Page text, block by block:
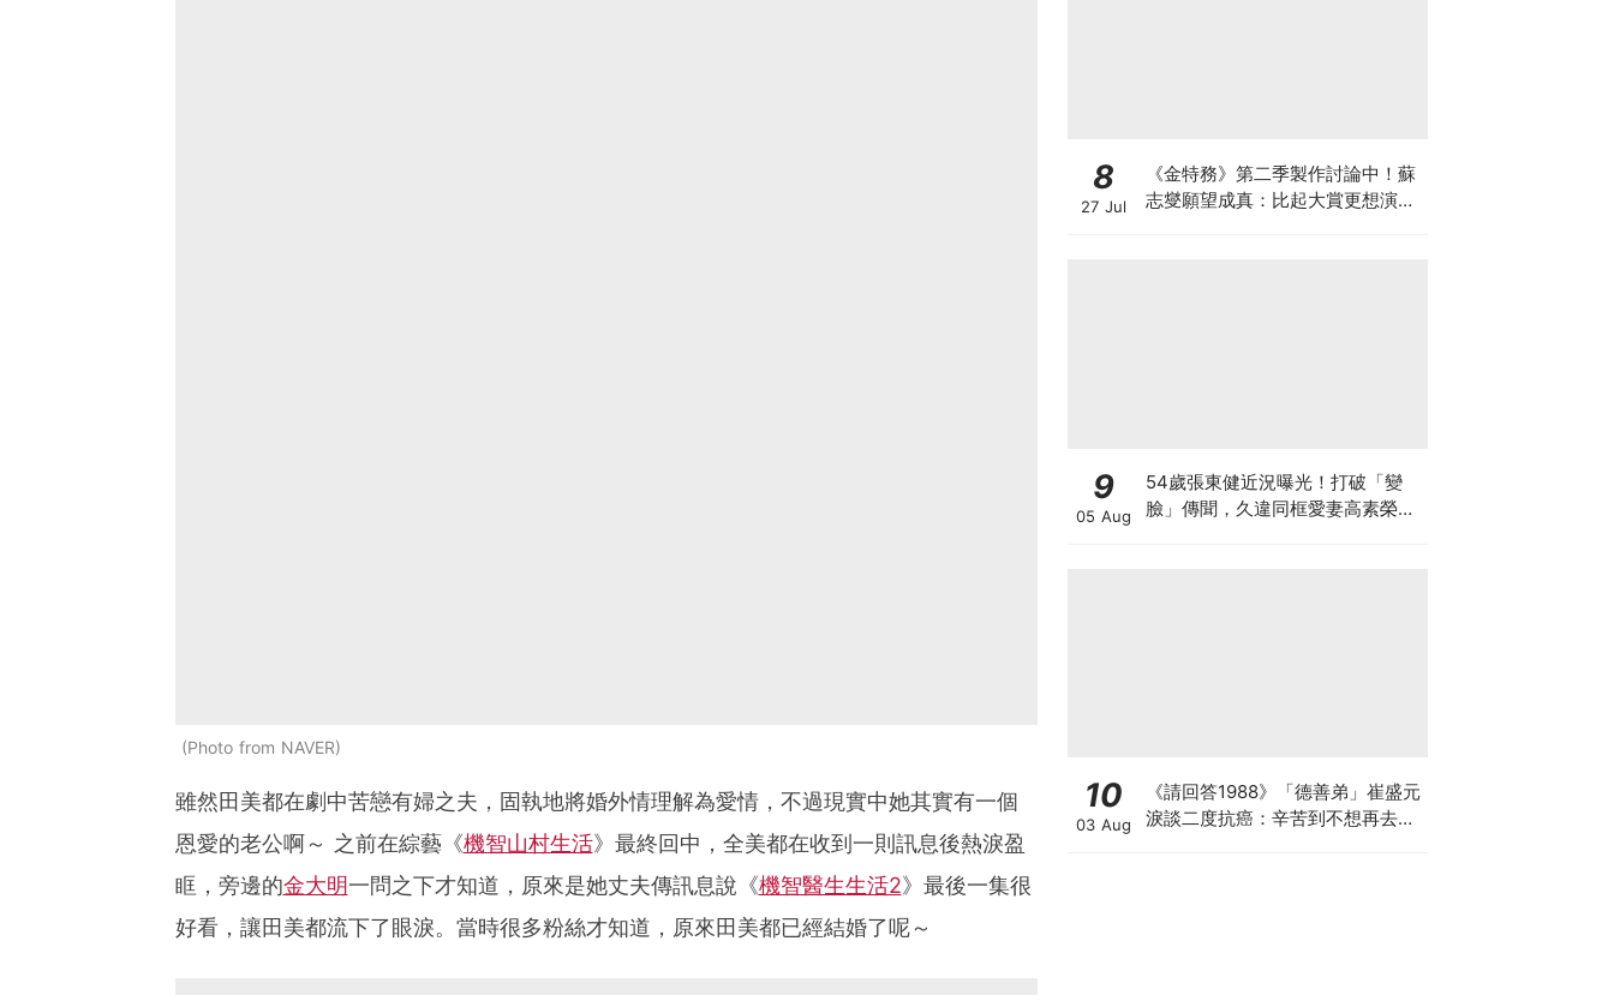
Photo from NAVER
雖然田美都在劇中苦戀有婦之夫，固執地將婚外情理解為愛情，不過現實中她其實有一個
恩愛的老公啊～ 之前在綜藝《機智山村生活》最終回中，全美都在收到一則訊息後熱淚盈
眶，旁邊的金大明一問之下才知道，原來是她丈夫傳訊息說《機智醫生生活2》最後一集很
好看，讓田美都流下了眼淚。當時很多粉絲才知道，原來田美都已經結婚了呢～
8
27 Jul
《金特務》第二季製作討論中！蘇
志燮願望成真：比起大賞更想演續
9
05 Aug
54歲張東健近況曝光！打破「變
臉」傳聞，久違同框愛妻高素榮甜
10
03 Aug
《請回答1988》「德善弟」崔盛元
淚談二度抗癌：辛苦到不想再去回